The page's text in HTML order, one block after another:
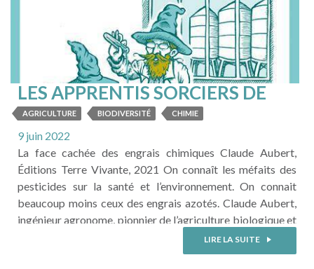
LES APPRENTIS SORCIERS DE
L'AZOTE
AGRICULTURE BIODIVERSITÉ CHIMIE
9 juin 2022
La face cachée des engrais chimiques Claude Aubert,
Éditions Terre Vivante, 2021 On connaît les méfaits des
pesticides sur la santé et l’environnement. On connait
beaucoup moins ceux des engrais azotés. Claude Aubert,
ingénieur agronome, pionnier de l’agriculture biologique et
cofondateur des éditions Terre Vivante, a écrit un petit
livre bien documenté et richement illustré pour nous faire
LIRE LA SUITE